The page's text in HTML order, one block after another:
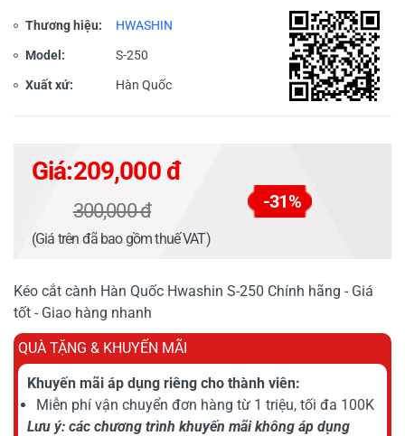
Thương hiệu: HWASHIN
Model: S-250
Xuất xứ: Hàn Quốc
Giá:209,000 đ
300,000 đ -31%
(Giá trên đã bao gồm thuế VAT)
Kéo cắt cành Hàn Quốc Hwashin S-250 Chính hãng - Giá
tốt - Giao hàng nhanh
QUÀ TẶNG & KHUYẾN MÃI
Khuyến mãi áp dụng riêng cho thành viên:
Miễn phí vận chuyển đơn hàng từ 1 triệu, tối đa 100K
Lưu ý: các chương trình khuyến mãi không áp dụng